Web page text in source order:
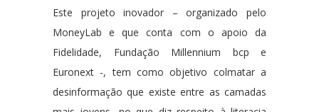
Este projeto inovador – organizado pelo
MoneyLab e que conta com o apoio da
Fidelidade, Fundação Millennium bcp e
Euronext -, tem como objetivo colmatar a
desinformação que existe entre as camadas